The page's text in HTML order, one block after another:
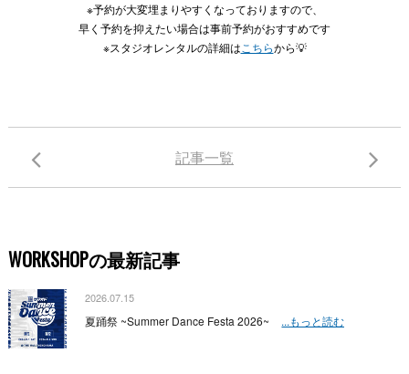
※予約が大変埋まりやすくなっておりますので、
早く予約を抑えたい場合は事前予約がおすすめです
※スタジオレンタルの詳細は こちらから💡
記事一覧
WORKSHOPの最新記事
2026.07.15
夏踊祭 ~Summer Dance Festa 2026~ ...もっと読む